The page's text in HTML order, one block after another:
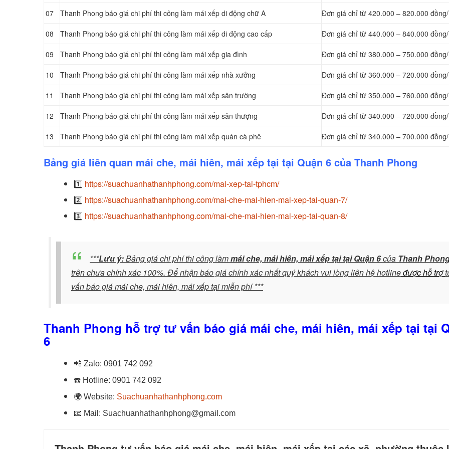
07 Thanh Phong báo giá chi phí thi công làm mái xếp di động chữ A Đơn giá chỉ từ 420.000 – 820.000 đồng/
08 Thanh Phong báo giá chi phí thi công làm mái xếp di động cao cấp Đơn giá chỉ từ 440.000 – 840.000 đồng/
09 Thanh Phong báo giá chi phí thi công làm mái xếp gia đình Đơn giá chỉ từ 380.000 – 750.000 đồng/
10 Thanh Phong báo giá chi phí thi công làm mái xếp nhà xưởng Đơn giá chỉ từ 360.000 – 720.000 đồng/
11 Thanh Phong báo giá chi phí thi công làm mái xếp sân trường Đơn giá chỉ từ 350.000 – 760.000 đồng/
12 Thanh Phong báo giá chi phí thi công làm mái xếp sân thượng Đơn giá chỉ từ 340.000 – 720.000 đồng/
13 Thanh Phong báo giá chi phí thi công làm mái xếp quán cà phê Đơn giá chỉ từ 340.000 – 700.000 đồng/
Bảng giá liên quan mái che, mái hiên, mái xếp tại tại Quận 6 của Thanh Phong
1️⃣ https://suachuanhathanhphong.com/mai-xep-tai-tphcm/
2️⃣ https://suachuanhathanhphong.com/mai-che-mai-hien-mai-xep-tai-quan-7/
3️⃣ https://suachuanhathanhphong.com/mai-che-mai-hien-mai-xep-tai-quan-8/
***Lưu ý:Bảng giá chi phí thi công làmmái che, mái hiên, mái xếp tại tại Quận 6của Thanh
trên chưa chính xác 100%. Để nhận báo giá chính xác nhất quý khách vui lòng liên hệ hotlineđượchỗ trợ
vấn báo giá mái che, mái hiên, mái xếp tại miễn phí ***
Thanh Phong hỗ trợ tư vấn báo giá mái che, mái hiên, mái xếp tại tại
6
📲 Zalo: 0901 742 092
☎️ Hotline: 0901 742 092
🌍 Website: Suachuanhathanhphong.com
📧 Mail: Suachuanhathanhphong@gmail.com